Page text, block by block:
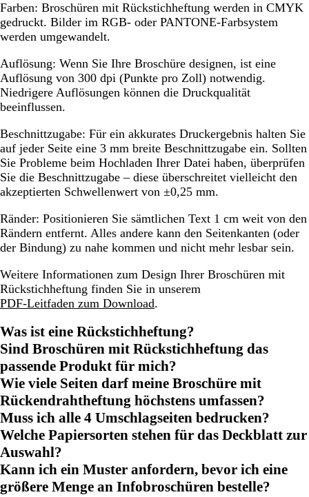
Farben: Broschüren mit Rückstichheftung werden in CMYK
gedruckt. Bilder im RGB- oder PANTONE-Farbsystem
werden umgewandelt.
Auflösung: Wenn Sie Ihre Broschüre designen, ist eine
Auflösung von 300 dpi (Punkte pro Zoll) notwendig.
Niedrigere Auflösungen können die Druckqualität
beeinflussen.
Beschnittzugabe: Für ein akkurates Druckergebnis halten Sie
auf jeder Seite eine 3 mm breite Beschnittzugabe ein. Sollten
Sie Probleme beim Hochladen Ihrer Datei haben, überprüfen
Sie die Beschnittzugabe – diese überschreitet vielleicht den
akzeptierten Schwellenwert von ±0,25 mm.
Ränder: Positionieren Sie sämtlichen Text 1 cm weit von den
Rändern entfernt. Alles andere kann den Seitenkanten (oder
der Bindung) zu nahe kommen und nicht mehr lesbar sein.
Weitere Informationen zum Design Ihrer Broschüren mit
Rückstichheftung finden Sie in unserem
PDF-Leitfaden zum Download.
Was ist eine Rückstichheftung?
Sind Broschüren mit Rückstichheftung das
passende Produkt für mich?
Wie viele Seiten darf meine Broschüre mit
Rückendrahtheftung höchstens umfassen?
Muss ich alle 4 Umschlagseiten bedrucken?
Welche Papiersorten stehen für das Deckblatt zur
Auswahl?
Kann ich ein Muster anfordern, bevor ich eine
größere Menge an Infobroschüren bestelle?